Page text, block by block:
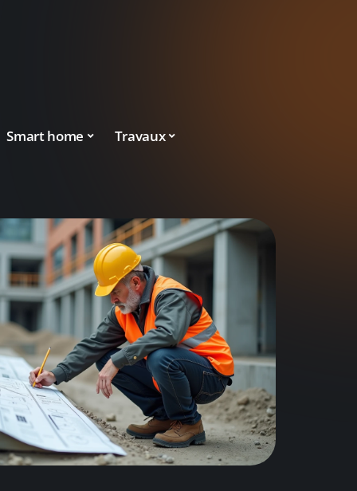
Smart home Travaux